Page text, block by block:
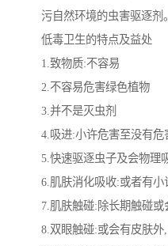
污自然环境的虫害驱逐剂。
低毒卫生的特点及益处
1.致物质:不容易
2.不容易危害绿色植物
3.并不是灭虫剂
4.吸进:小许危害至没有危
5.快速驱逐虫子及会物理
6.肌肤消化吸收:或者有小
7.肌肤触碰:除长期触碰
8.双眼触碰:或会有皮肤